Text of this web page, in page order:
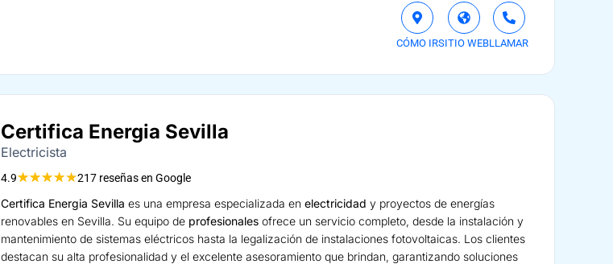
CÓMO IRSITIO WEBLLAMAR
Certifica Energia Sevilla
Electricista
4.9★★★★★217 reseñas en Google
Certifica Energia Sevilla es una empresa especializada enelectricidad y proyectos de energías
renovables en Sevilla. Su equipo de profesionales ofrece un servicio completo, desde la instalación y
mantenimiento de sistemas eléctricos hasta la legalización de instalaciones fotovoltaicas. Los clientes
destacan su alta profesionalidad y el excelente asesoramiento que brindan, garantizando soluciones